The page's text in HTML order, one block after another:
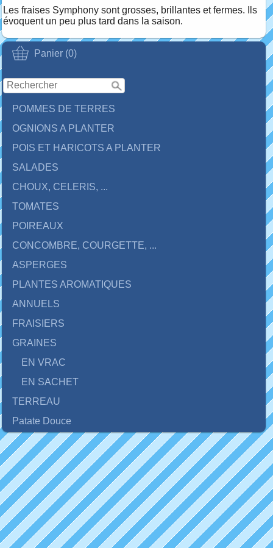
Panier (0)
POMMES DE TERRES
OGNIONS A PLANTER
POIS ET HARICOTS A PLANTER
SALADES
CHOUX, CELERIS, ...
TOMATES
POIREAUX
CONCOMBRE, COURGETTE, ...
ASPERGES
PLANTES AROMATIQUES
ANNUELS
FRAISIERS
GRAINES
EN VRAC
EN SACHET
TERREAU
Patate Douce
Les fraises Symphony sont grosses, brillantes et fermes. Ils
évoquent un peu plus tard dans la saison.